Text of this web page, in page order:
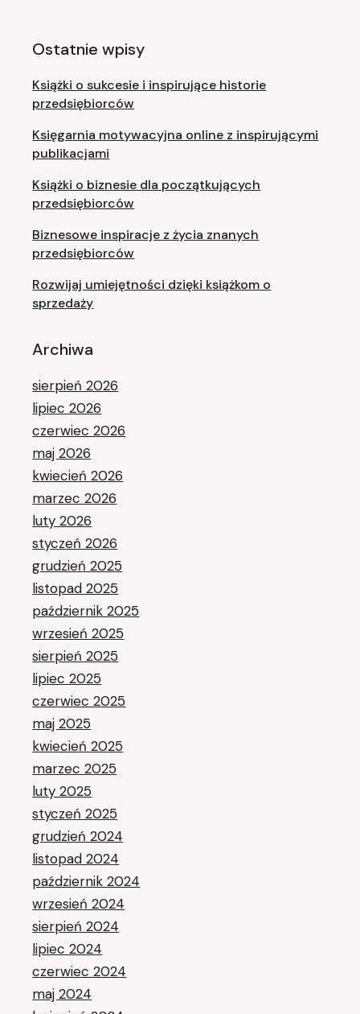
Ostatnie wpisy
Książki o sukcesie i inspirujące historie
przedsiębiorców
Księgarnia motywacyjna online z inspirującymi
publikacjami
Książki o biznesie dla początkujących
przedsiębiorców
Biznesowe inspiracje z życia znanych
przedsiębiorców
Rozwijaj umiejętności dzięki książkom o
sprzedaży
Archiwa
sierpień 2026
lipiec 2026
czerwiec 2026
maj 2026
kwiecień 2026
marzec 2026
luty 2026
styczeń 2026
grudzień 2025
listopad 2025
październik 2025
wrzesień 2025
sierpień 2025
lipiec 2025
czerwiec 2025
maj 2025
kwiecień 2025
marzec 2025
luty 2025
styczeń 2025
grudzień 2024
listopad 2024
październik 2024
wrzesień 2024
sierpień 2024
lipiec 2024
czerwiec 2024
maj 2024